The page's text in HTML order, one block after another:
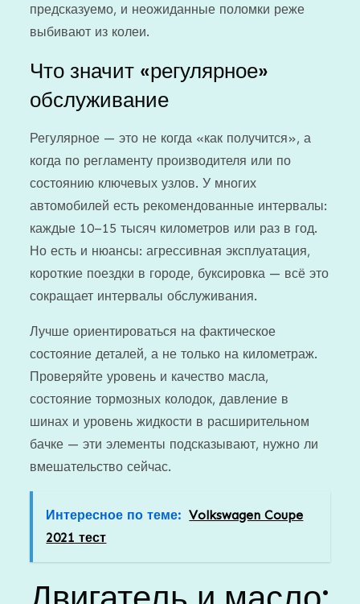
предсказуемо, и неожиданные поломки реже
выбивают из колеи.
Что значит «регулярное»
обслуживание
Регулярное — это не когда «как получится», а
когда по регламенту производителя или по
состоянию ключевых узлов. У многих
автомобилей есть рекомендованные интервалы:
каждые 10–15 тысяч километров или раз в год.
Но есть и нюансы: агрессивная эксплуатация,
короткие поездки в городе, буксировка — всё это
сокращает интервалы обслуживания.
Лучше ориентироваться на фактическое
состояние деталей, а не только на километраж.
Проверяйте уровень и качество масла,
состояние тормозных колодок, давление в
шинах и уровень жидкости в расширительном
бачке — эти элементы подсказывают, нужно ли
вмешательство сейчас.
Интересное по теме: Volkswagen Coupe
2021 тест